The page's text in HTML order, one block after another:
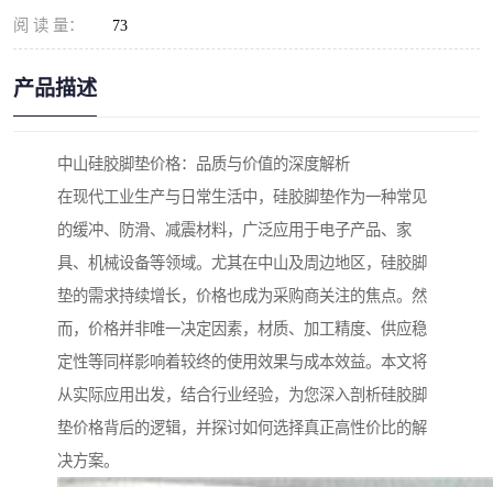
阅 读 量： 73
产品描述
中山硅胶脚垫价格：品质与价值的深度解析
在现代工业生产与日常生活中，硅胶脚垫作为一种常见
的缓冲、防滑、减震材料，广泛应用于电子产品、家
具、机械设备等领域。尤其在中山及周边地区，硅胶脚
垫的需求持续增长，价格也成为采购商关注的焦点。然
而，价格并非唯一决定因素，材质、加工精度、供应稳
定性等同样影响着较终的使用效果与成本效益。本文将
从实际应用出发，结合行业经验，为您深入剖析硅胶脚
垫价格背后的逻辑，并探讨如何选择真正高性价比的解
决方案。